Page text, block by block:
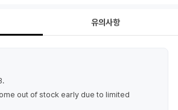
유의사항
out of stock early due to limited